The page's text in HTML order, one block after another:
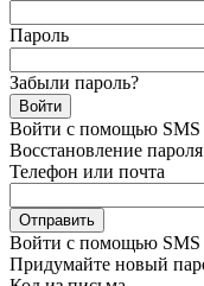
Пароль
Забыли пароль?
Войти
Войти с помощью SMS
Восстановление пароля
Телефон или почта
Отправить
Войти с помощью SMS
Придумайте новый